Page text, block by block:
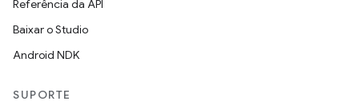
Referência da API
Baixar o Studio
Android NDK
SUPORTE